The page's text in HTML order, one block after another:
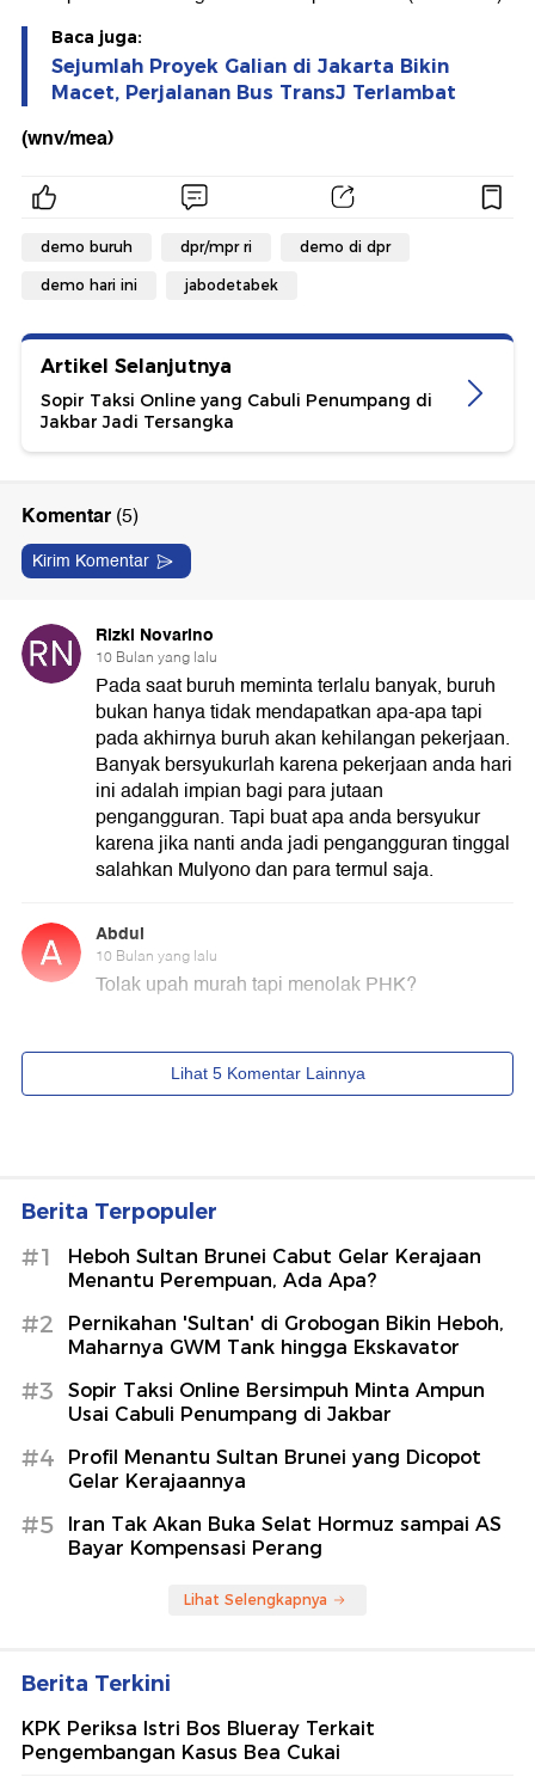
Baca juga:
Sejumlah Proyek Galian di Jakarta Bikin
Macet, Perjalanan Bus TransJ Terlambat
(wnv/mea)
demo buruh dpr/mpr ri demo di dpr
demo hari ini jabodetabek
Artikel Selanjutnya
Sopir Taksi Online yang Cabuli Penumpang di
Jakbar Jadi Tersangka
Berita Terpopuler
#1
Heboh Sultan Brunei Cabut Gelar Kerajaan
Menantu Perempuan, Ada Apa?
#2
Pernikahan 'Sultan' di Grobogan Bikin Heboh,
Maharnya GWM Tank hingga Ekskavator
#3
Sopir Taksi Online Bersimpuh Minta Ampun
Usai Cabuli Penumpang di Jakbar
#4
Profil Menantu Sultan Brunei yang Dicopot
Gelar Kerajaannya
#5
Iran Tak Akan Buka Selat Hormuz sampai AS
Bayar Kompensasi Perang
Lihat Selengkapnya
Berita Terkini
KPK Periksa Istri Bos Blueray Terkait
Pengembangan Kasus Bea Cukai